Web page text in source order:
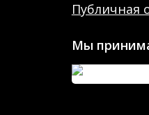
Публичная
Мы